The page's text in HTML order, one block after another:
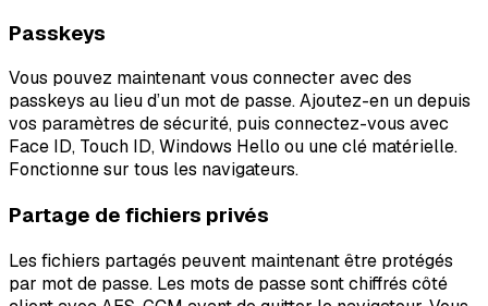
Passkeys
Vous pouvez maintenant vous connecter avec des
passkeys au lieu d’un mot de passe. Ajoutez-en un depuis
vos paramètres de sécurité, puis connectez-vous avec
Face ID, Touch ID, Windows Hello ou une clé matérielle.
Fonctionne sur tous les navigateurs.
Partage de fichiers privés
Les fichiers partagés peuvent maintenant être protégés
par mot de passe. Les mots de passe sont chiffrés côté